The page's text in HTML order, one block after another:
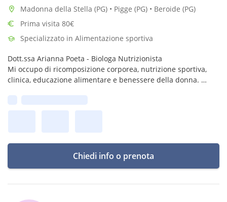
Madonna della Stella (PG) • Pigge (PG) • Beroide (PG)
Prima visita 80€
Specializzato in Alimentazione sportiva
Dott.ssa Arianna Poeta - Biologa Nutrizionista
Mi occupo di ricomposizione corporea, nutrizione sportiva,
clinica, educazione alimentare e benessere della donna.
Chiedi info o prenota